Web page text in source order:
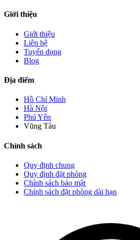
Giới thiệu
Giới thiệu
Liên hệ
Tuyển dụng
Blog
Địa điểm
Hồ Chí Minh
Hà Nội
Phú Yên
Vũng Tàu
Chính sách
Quy định chung
Quy định đặt phòng
Chính sách bảo mật
Chính sách đặt phòng dài hạn